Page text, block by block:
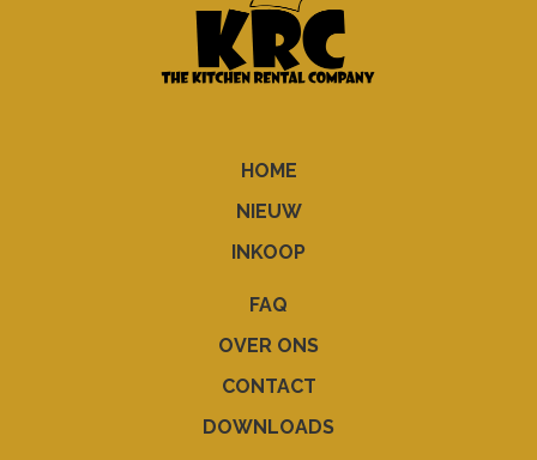
HOME
NIEUW
INKOOP
FAQ
OVER ONS
CONTACT
DOWNLOADS